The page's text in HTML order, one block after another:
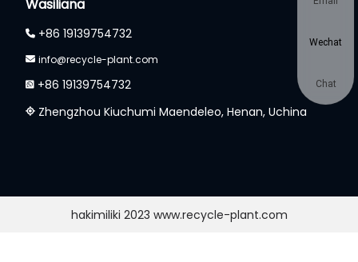
Wasiliana
+86 19139754732
info@recycle-plant.com
+86 19139754732
Zhengzhou Kiuchumi Maendeleo, Henan, Uchina
hakimiliki 2023 www.recycle-plant.com
Wechat
Chat